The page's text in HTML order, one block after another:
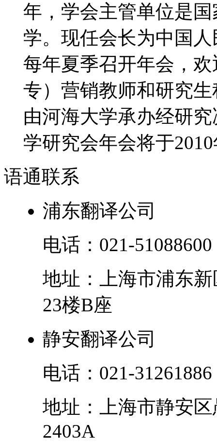
年，学会主管单位是
学。现任会长为中国
每年夏季召开年会，
专）营销教师和研究
由河海大学承办经研
学研究会年会将于
语通联系
浦东翻译公司
电话： 021-51088600
地址：
上海市浦东新
23楼B座
静安翻译公司
电话： 021-31261886
地址：
上海市静安区
2403A